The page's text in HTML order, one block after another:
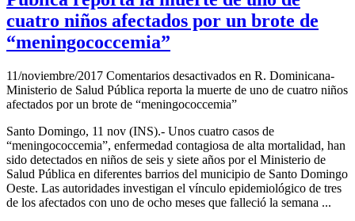
cuatro niños afectados por un brote de
“meningococcemia”
11/noviembre/2017 Comentarios desactivados en R. Dominicana-
Ministerio de Salud Pública reporta la muerte de uno de cuatro niños
afectados por un brote de “meningococcemia”
Santo Domingo, 11 nov (INS).- Unos cuatro casos de
“meningococcemia”, enfermedad contagiosa de alta mortalidad, han
sido detectados en niños de seis y siete años por el Ministerio de
Salud Pública en diferentes barrios del municipio de Santo Domingo
Oeste. Las autoridades investigan el vínculo epidemiológico de tres
de los afectados con uno de ocho meses que falleció la semana ...